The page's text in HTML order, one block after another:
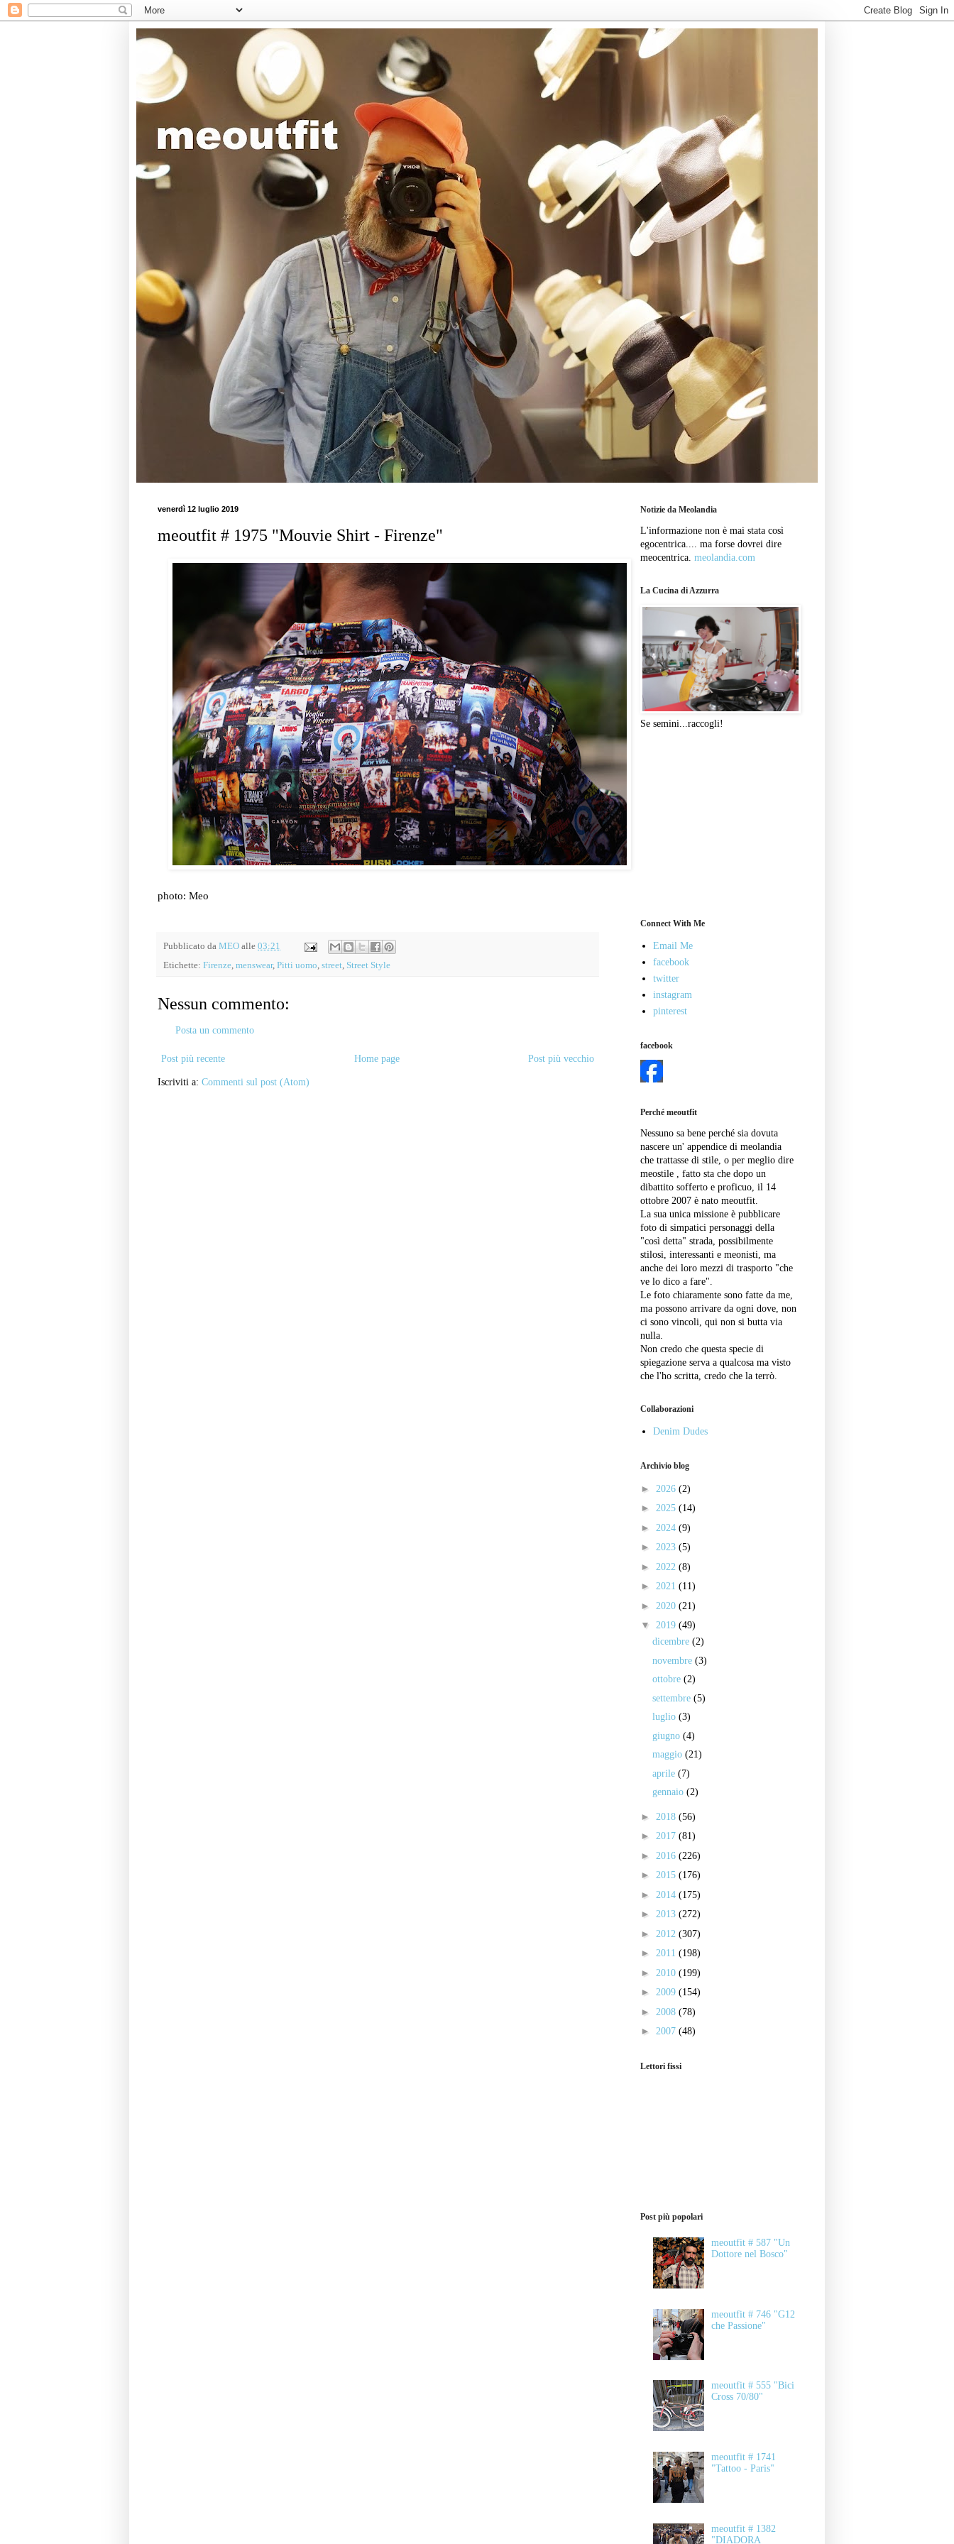
venerdì 12 luglio 2019
meoutfit # 1975 "Mouvie Shirt - Firenze"
photo: Meo
Pubblicato da MEO alle 03:21
Etichette: Firenze, menswear, Pitti uomo, street, Street Style
Nessun commento:
Posta un commento
Post più recente Post più vecchio
Home page
Iscriviti a: Commenti sul post (Atom)
Notizie da Meolandia
L'informazione non è mai stata così
egocentrica.... ma forse dovrei dire
meocentrica. meolandia.com
La Cucina di Azzurra
Se semini...raccogli!
Connect With Me
Email Me
facebook
twitter
instagram
pinterest
facebook
Perché meoutfit
Nessuno sa bene perché sia dovuta
nascere un' appendice di meolandia
che trattasse di stile, o per meglio dire
meostile , fatto sta che dopo un
dibattito sofferto e proficuo, il 14
ottobre 2007 è nato meoutfit.
La sua unica missione è pubblicare
foto di simpatici personaggi della
"così detta" strada, possibilmente
stilosi, interessanti e meonisti, ma
anche dei loro mezzi di trasporto "che
ve lo dico a fare".
Le foto chiaramente sono fatte da me,
ma possono arrivare da ogni dove, non
ci sono vincoli, qui non si butta via
nulla.
Non credo che questa specie di
spiegazione serva a qualcosa ma visto
che l'ho scritta, credo che la terrò.
Collaborazioni
Denim Dudes
Archivio blog
► 2026 (2)
► 2025 (14)
► 2024 (9)
► 2023 (5)
► 2022 (8)
► 2021 (11)
► 2020 (21)
▼ 2019 (49)
dicembre (2)
novembre (3)
ottobre (2)
settembre (5)
luglio (3)
giugno (4)
maggio (21)
aprile (7)
gennaio (2)
► 2018 (56)
► 2017 (81)
► 2016 (226)
► 2015 (176)
► 2014 (175)
► 2013 (272)
► 2012 (307)
► 2011 (198)
► 2010 (199)
► 2009 (154)
► 2008 (78)
► 2007 (48)
Lettori fissi
Post più popolari
meoutfit # 587 "Un
Dottore nel Bosco"
meoutfit # 746 "G12
che Passione"
meoutfit # 555 "Bici
Cross 70/80"
meoutfit # 1741
"Tattoo - Paris"
meoutfit # 1382
"DIADORA